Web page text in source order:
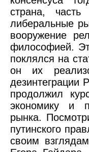
страна, часть
либеральные
вооружение
философией.
поклялся на
он их
дезинтеграции
продолжил
экономику и
рынка.
путинского
своим